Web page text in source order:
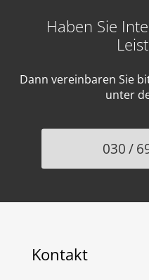
Haben Sie
Dann vereinbaren Sie
unter
030 /
Kontakt